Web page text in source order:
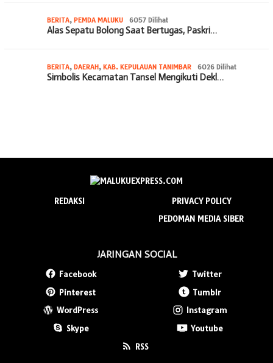
BERITA, PEMDA MALUKU 6057 Dilihat
Alas Sepatu Bolong Saat Bertugas, Paskri…
BERITA, DAERAH, KAB. KEPULAUAN TANIMBAR 6026 Dilihat
Simbolis Kecamatan Tansel Mengikuti Dekl…
REDAKSI
PRIVACY POLICY
PEDOMAN MEDIA SIBER
JARINGAN SOCIAL
Facebook
Twitter
Pinterest
Tumblr
WordPress
Instagram
Skype
Youtube
RSS